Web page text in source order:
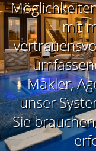
mit
Makler,
unser
Sie